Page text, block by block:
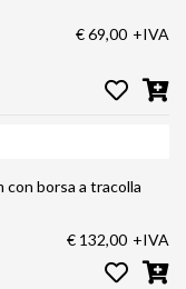
€ 69,00 +IVA
con borsa a tracolla
€ 132,00 +IVA